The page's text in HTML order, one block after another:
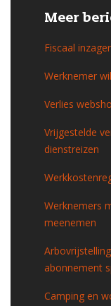
Meer
Fiscaal
Werknemer
Verlies
Vrijgestelde
dienstreizen
Werknemers
meenemen
abonnement
Camping en